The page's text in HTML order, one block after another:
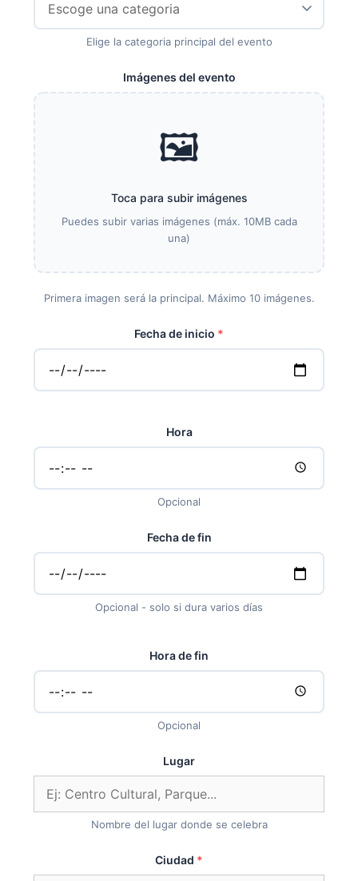
Elige la categoria principal del evento
Imágenes del evento
🖼️
Toca para subir imágenes
Puedes subir varias imágenes (máx. 10MB cada
una)
Primera imagen será la principal. Máximo 10 imágenes.
Fecha de inicio
Hora
Opcional
Fecha de fin
Opcional - solo si dura varios días
Hora de fin
Opcional
Lugar
Nombre del lugar donde se celebra
Ciudad